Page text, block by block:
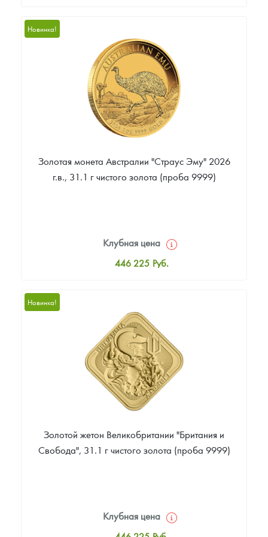
Цена выкупа
Звоните
Новинка!
Золотая монета Австралии "Страус Эму" 2026
г.в., 31.1 г чистого золота (проба 9999)
Клубная цена
446 225 Руб.
Цена выкупа
394 165 Руб.
Новинка!
Золотой жетон Великобритании "Британия и
Свобода", 31.1 г чистого золота (проба 9999)
Клубная цена